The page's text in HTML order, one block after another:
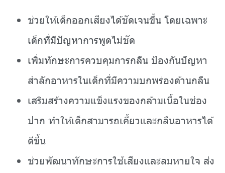
ช่วยให้เด็กออกเสียงได้ชัดเจนขึ้น โดยเฉพาะ
เด็กที่มีปัญหาการพูดไม่ชัด
เพิ่มทักษะการควบคุมการกลืน ป้องกันปัญหา
สำลักอาหารในเด็กที่มีความบกพร่องด้านกลืน
เสริมสร้างความแข็งแรงของกล้ามเนื้อในช่อง
ปาก ทำให้เด็กสามารถเคี้ยวและกลืนอาหารได้
ดีขึ้น
ช่วยพัฒนาทักษะการใช้เสียงและลมหายใจ ส่ง